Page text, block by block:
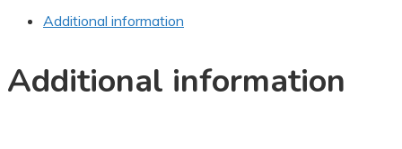
Additional information
Additional information